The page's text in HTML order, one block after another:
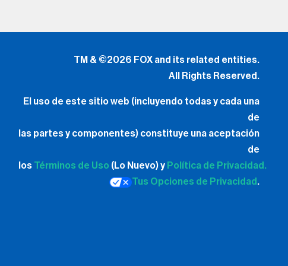
TM & ©2026 FOX and its related entities.
All Rights Reserved.
El uso de este sitio web (incluyendo todas y cada una
de
las partes y componentes) constituye una aceptación
de
los Términos de Uso (Lo Nuevo) y Política de Privacidad.
Tus Opciones de Privacidad .